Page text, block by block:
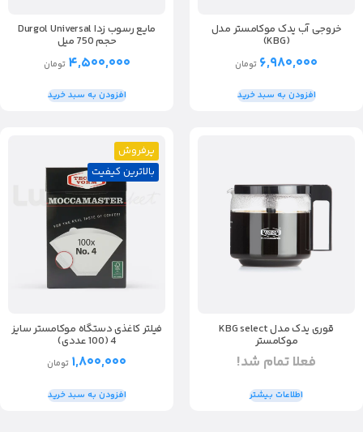
خروجی آب یدک موکامستر مدل
(KBG)
۶,۹۸۰,۰۰۰ تومان
افزودن به سبد خرید
مایع رسوب زدا Durgol Universal
حجم 750 میل
۴,۵۰۰,۰۰۰ تومان
افزودن به سبد خرید
قوری یدک مدل KBG select
موکامستر
فعلا تمام شد!
اطلاعات بیشتر
پرفروش
بالاترین کیفیت
فیلتر کاغذی دستگاه موکامستر سایز
4 (100 عددی)
۱,۸۰۰,۰۰۰ تومان
افزودن به سبد خرید